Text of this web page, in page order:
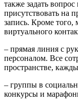
также задать
присутствовать на
запись. Кроме
виртуального
– прямая линия с
персоналом. Все
пространстве,
– группы в
конкурсы и